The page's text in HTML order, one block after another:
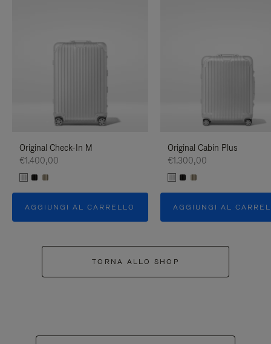
Original Check-In M
€1.400,00
AGGIUNGI AL CARRELLO
Original Cabin Plus
€1.300,00
AGGIUNGI AL
TORNA ALLO SHOP